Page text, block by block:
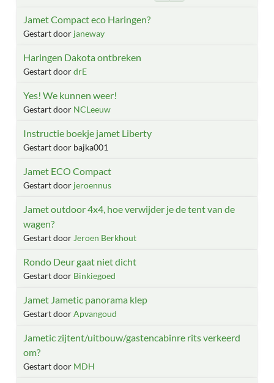
Jamet Compact eco Haringen?
Gestart door janeway
Haringen Dakota ontbreken
Gestart doordrE
Yes! We kunnen weer!
Gestart door NCLeeuw
Instructie boekje jamet Liberty
Gestart door bajka001
Jamet ECO Compact
Gestart door jeroennus
Jamet outdoor 4x4, hoe verwijder je de tent van de
wagen?
Gestart door Jeroen Berkhout
Rondo Deur gaat niet dicht
Gestart door Binkiegoed
Jamet Jametic panorama klep
Gestart doorApvangoud
Jametic zijtent/uitbouw/gastencabinre rits verkeerd
om?
Gestart door MDH